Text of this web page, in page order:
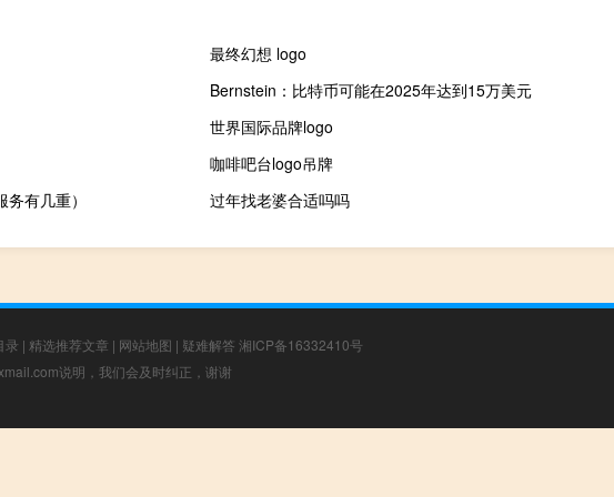
最终幻想 logo
Bernstein：比特币可能在2025年达到15万美元
世界国际品牌logo
咖啡吧台logo吊牌
有几重）
过年找老婆合适吗吗
录 | 精选推荐文章 | 网站地图 | 疑难解答 湘ICP备16332410号
说明，我们会及时纠正，谢谢